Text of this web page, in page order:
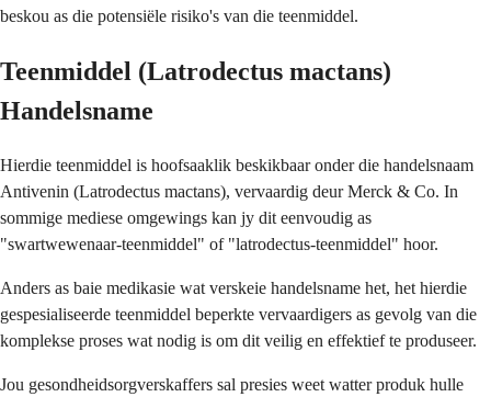
beskou as die potensiële risiko's van die teenmiddel.
Teenmiddel (Latrodectus mactans)
Handelsname
Hierdie teenmiddel is hoofsaaklik beskikbaar onder die handelsnaam
Antivenin (Latrodectus mactans), vervaardig deur Merck & Co. In
sommige mediese omgewings kan jy dit eenvoudig as
"swartwewenaar-teenmiddel" of "latrodectus-teenmiddel" hoor.
Anders as baie medikasie wat verskeie handelsname het, het hierdie
gespesialiseerde teenmiddel beperkte vervaardigers as gevolg van die
komplekse proses wat nodig is om dit veilig en effektief te produseer.
Jou gesondheidsorgverskaffers sal presies weet watter produk hulle